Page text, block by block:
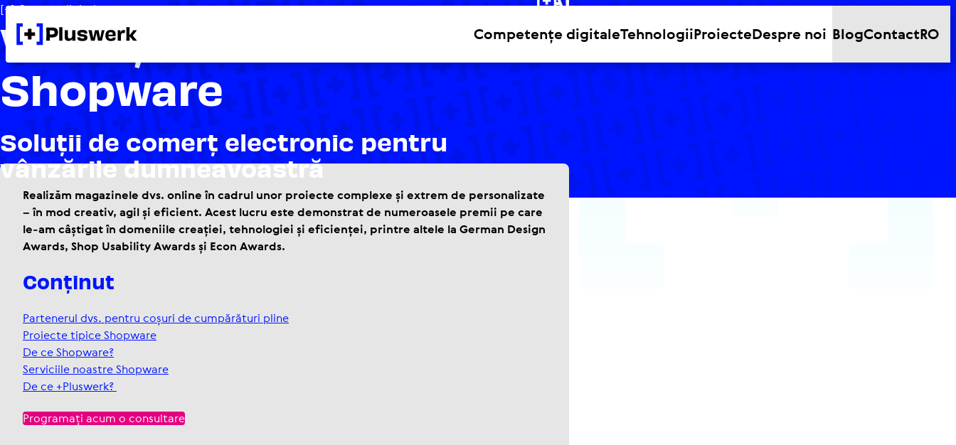
Competențe digitaleTehnologiiProiecteDespre noi BlogContactRO
[+] Comerț digital
Vindeți mai bine cu
Shopware
Soluții de comerț elec­tronic pentru
vânzările dumne­a­voastră
Realizăm magazinele dvs. online în cadrul unor proiecte complexe și extrem de personalizate
– în mod creativ, agil și eficient. Acest lucru este demonstrat de numeroasele premii pe care
le-am câștigat în domeniile creației, tehnologiei și eficienței, printre altele la German Design
Awards, Shop Usability Awards și Econ Awards.
Conținut
Partenerul dvs. pentru coșuri de cumpărături pline
Proiecte tipice Shopware
De ce Shopware?
Serviciile noastre Shopware
De ce +Pluswerk?
Programați acum o consultare